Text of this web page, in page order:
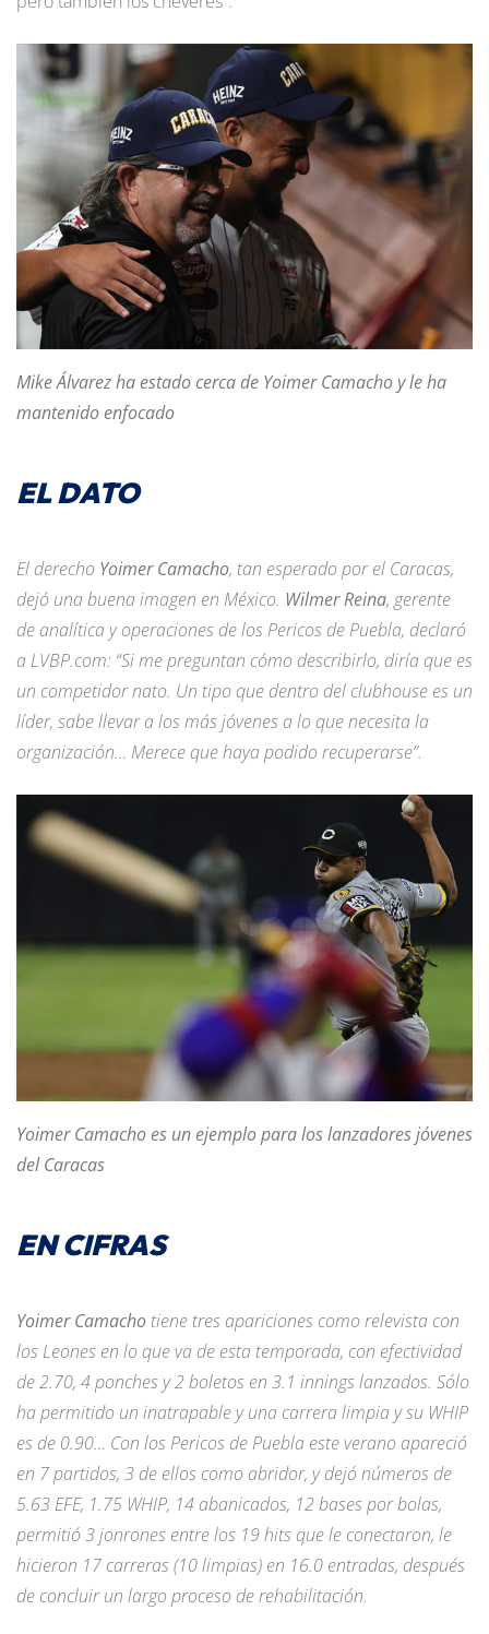
Mike Álvarez ha estado cerca de Yoimer Camacho y le ha
mantenido enfocado
EL DATO
El derecho Yoimer Camacho, tan esperado por el Caracas,
dejó una buena imagen en México. Wilmer Reina, gerente
de analítica y operaciones de los Pericos de Puebla, declaró
a LVBP.com: “Si me preguntan cómo describirlo, diría que es
un competidor nato. Un tipo que dentro del clubhouse es un
líder, sabe llevar a los más jóvenes a lo que necesita la
organización… Merece que haya podido recuperarse”.
Yoimer Camacho es un ejemplo para los lanzadores jóvenes
del Caracas
EN CIFRAS
Yoimer Camacho tiene tres apariciones como relevista con
los Leones en lo que va de esta temporada, con efectividad
de 2.70, 4 ponches y 2 boletos en 3.1 innings lanzados. Sólo
ha permitido un inatrapable y una carrera limpia y su WHIP
es de 0.90… Con los Pericos de Puebla este verano apareció
en 7 partidos, 3 de ellos como abridor, y dejó números de
5.63 EFE, 1.75 WHIP, 14 abanicados, 12 bases por bolas,
permitió 3 jonrones entre los 19 hits que le conectaron, le
hicieron 17 carreras (10 limpias) en 16.0 entradas, después
de concluir un largo proceso de rehabilitación.